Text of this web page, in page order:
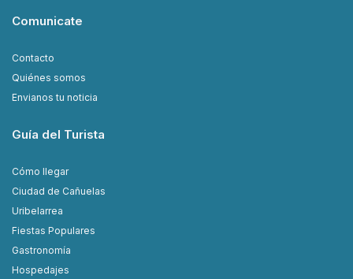
Comunicate
Contacto
Quiénes somos
Envianos tu noticia
Guía del Turista
Cómo llegar
Ciudad de Cañuelas
Uribelarrea
Fiestas Populares
Gastronomía
Hospedajes